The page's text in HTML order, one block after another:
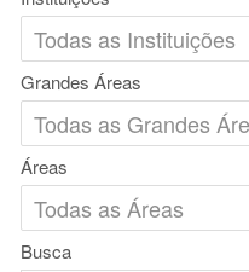
Grandes Áreas
Áreas
Busca